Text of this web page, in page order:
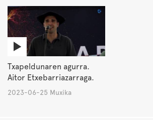
Txapeldunaren agurra.
Aitor Etxebarriazarraga.
2023-06-25 Muxika